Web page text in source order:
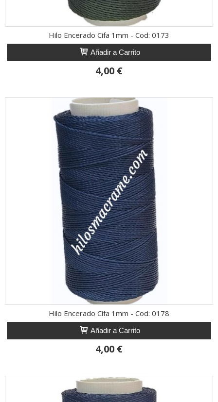
Hilo Encerado Cifa 1mm - Cod: 0173
Añadir a Carrito
4,00 €
Hilo Encerado Cifa 1mm - Cod: 0178
Añadir a Carrito
4,00 €